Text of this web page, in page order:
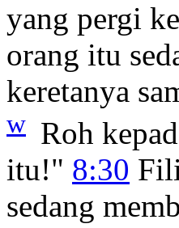
yang pergi
orang itu
keretanya
w Roh
itu!" 8:30
sedang